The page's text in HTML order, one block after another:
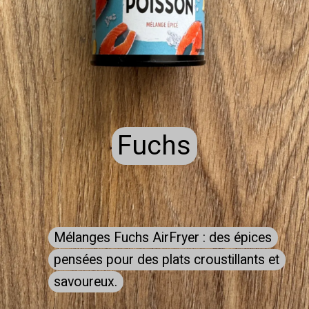
Fuchs
Fuchs
Mélanges Fuchs AirFryer : des épices
pensées pour des plats croustillants et
savoureux.
Mélanges Fuchs AirFryer : des épices
pensées pour des plats croustillants et
savoureux.